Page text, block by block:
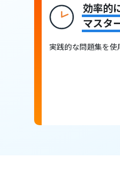
効率的
マスタ
実践的な問題集を